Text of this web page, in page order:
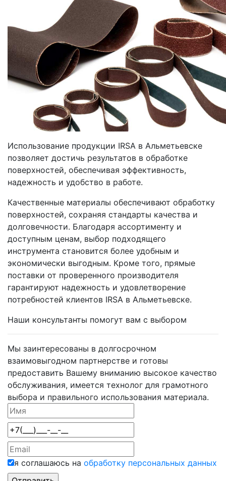
Использование продукции IRSA в Альметьевске
позволяет достичь результатов в обработке
поверхностей, обеспечивая эффективность,
надежность и удобство в работе.
Качественные материалы обеспечивают обработку
поверхностей, сохраняя стандарты качества и
долговечности. Благодаря ассортименту и
доступным ценам, выбор подходящего
инструмента становится более удобным и
экономически выгодным. Кроме того, прямые
поставки от проверенного производителя
гарантируют надежность и удовлетворение
потребностей клиентов IRSA в Альметьевске.
Наши консультанты помогут вам с выбором
Мы заинтересованы в долгосрочном
взаимовыгодном партнерстве и готовы
предоставить Вашему вниманию высокое качество
обслуживания, имеется технолог для грамотного
выбора и правильного использования материала.
я соглашаюсь на обработку персональных данных